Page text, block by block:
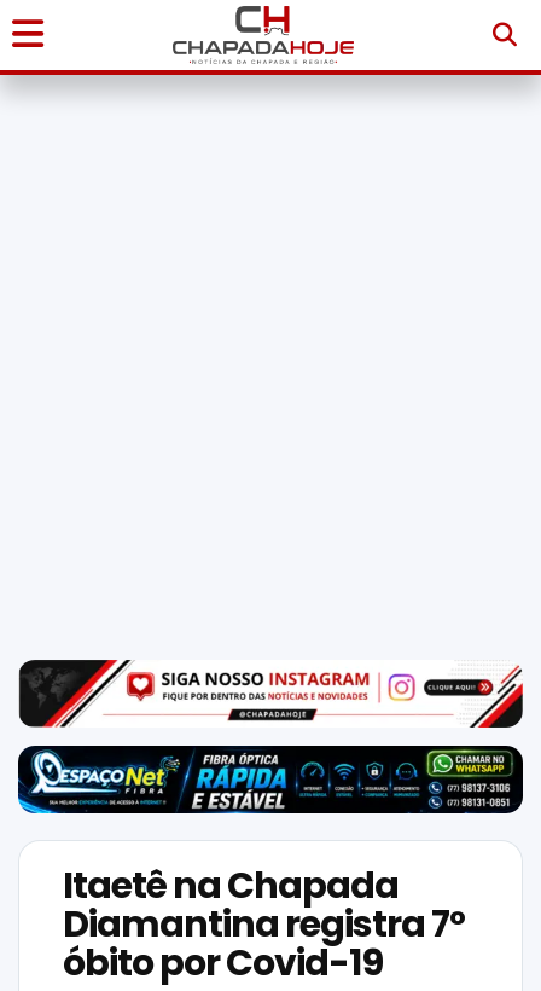
Início
NAS
NOSSAS
REDES
Itaetê na Chapada
Diamantina registra 7°
óbito por Covid-19